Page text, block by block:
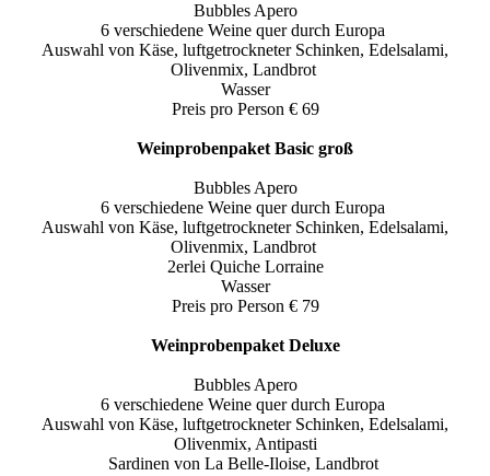
Bubbles Apero
6 verschiedene Weine quer durch Europa
Auswahl von Käse, luftgetrockneter Schinken, Edelsalami,
Olivenmix, Landbrot
Wasser
Preis pro Person € 69
Weinprobenpaket Basic groß
Bubbles Apero
6 verschiedene Weine quer durch Europa
Auswahl von Käse, luftgetrockneter Schinken, Edelsalami,
Olivenmix, Landbrot
2erlei Quiche Lorraine
Wasser
Preis pro Person € 79
Weinprobenpaket Deluxe
Bubbles Apero
6 verschiedene Weine quer durch Europa
Auswahl von Käse, luftgetrockneter Schinken, Edelsalami,
Olivenmix, Antipasti
Sardinen von La Belle-Iloise, Landbrot